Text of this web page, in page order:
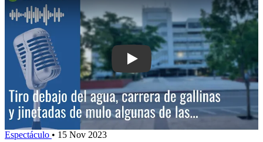
Play: Llega la tercera edición del
Espectáculo • 15 Nov 2023